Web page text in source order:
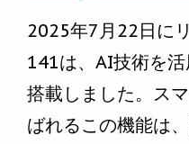
2025年7月22日に
141は、AI技術を
搭載しました。ス
ばれるこの機能は